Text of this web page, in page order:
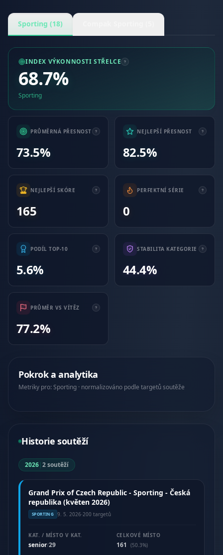
Sporting (18)
INDEX VÝKONNOSTI STŘELCE
68.7%
Sporting
PRŮMĚRNÁ PŘESNOST
73.5%
NEJLEPŠÍ PŘESNOST
82.5%
NEJLEPŠÍ SKÓRE
165
PERFEKTNÍ SÉRIE
0
PODÍL TOP-10
5.6%
STABILITA KATEGORIE
44.4%
PRŮMĚR VS VÍTĚZ
77.2%
Pokrok a analytika
Metriky pro: Sporting · normalizováno podle targetů soutěže
Historie soutěží
2026|2 soutěží
Grand Prix of Czech Republic - Sporting - Česká
republika (květen 2026)
SPORTING 9. 5. 2026·200 targetů
KAT. / MÍSTO V KAT.
senior/29
CELKOVÉ MÍSTO
161
(50.3%)